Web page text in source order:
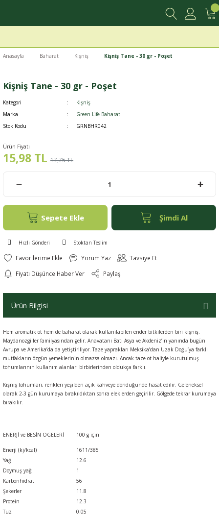
Anasayfa Baharat Kişniş Kişniş Tane - 30 gr - Poşet
Kişniş Tane - 30 gr - Poşet
Kategori
Kişniş
Marka
Green Life Baharat
Stok Kodu
GRNBHR042
Ürün Fiyatı
15,98 TL 17,75 TL
Sepete Ekle Şimdi Al
Hızlı Gönderi Stoktan Teslim
Yorum Yaz
Tavsiye Et
Fiyatı Düşünce Haber Ver
Paylaş
Ürün Bilgisi
Hem aromatik ot hem de baharat olarak kullanılabilen ender bitkilerden biri kişniş.
Maydanozgiller familyasından gelir. Anavatanı Batı Asya ve Akdeniz’in yanında bugün
Avrupa ve Amerika’da da yetiştiriliyor. Taze yaprakları Meksika’dan Uzak Doğu’ya farklı
mutfakların özgün yemeklerinin olmazsa olmazı. Ancak taze ot haliyle kurutulmuş
tohumlarının kullanım alanları birbirlerinden oldukça farklı.
Kişniş tohumları, renkleri yeşilden açık kahveye döndüğünde hasat edilir. Geleneksel
olarak 2-3 gün kurumaya bırakıldıktan sonra eleklerden geçirilir. Gölgede tekrar kurumaya
bırakılır.
ENERJİ ve BESİN ÖGELERİ 100 g için
Enerji (kj/kcal)
1611/385
Yağ
12.6
Doymuş yağ
1
Karbonhidrat
56
Şekerler
11.8
Protein
12.3
Tuz
0.05